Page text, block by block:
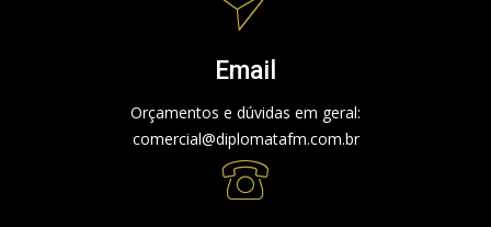
Email
Orçamentos e dúvidas em geral:
comercial@diplomatafm.com.br